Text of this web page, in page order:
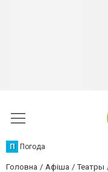
П Погода
Головна Афіша Театры